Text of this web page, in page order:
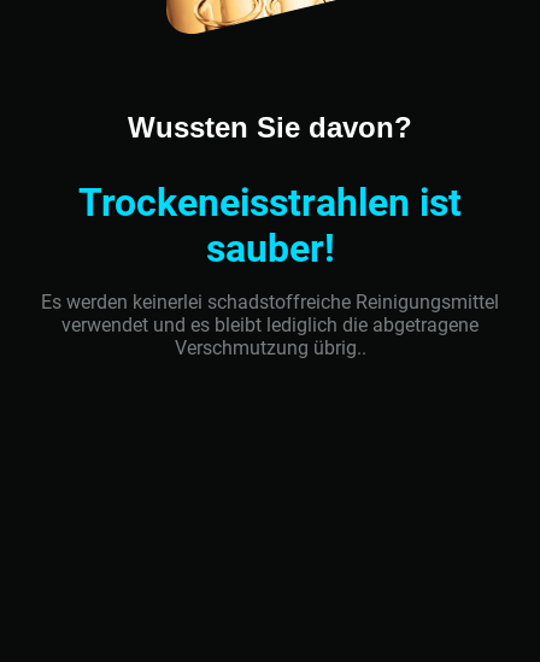
Wussten Sie davon?
Trockeneisstrahlen ist
sauber!
Es werden keinerlei schadstoffreiche Reinigungsmittel
verwendet und es bleibt lediglich die abgetragene
Verschmutzung übrig..